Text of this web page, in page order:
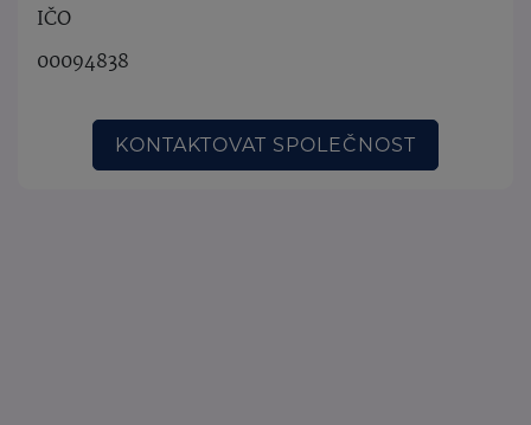
IČO
00094838
KONTAKTOVAT SPOLEČNOST